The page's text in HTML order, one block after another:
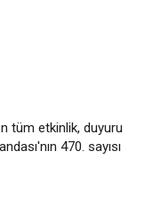
tüm etkinlik, duyuru
470. sayısı